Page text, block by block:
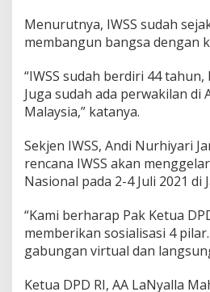
Menurutnya, IWSS sudah
membangun bangsa dengan
“IWSS sudah berdiri 44
Juga sudah ada perwakilan di
Malaysia,” katanya.
Sekjen IWSS, Andi Nurhiyari
rencana IWSS akan
Nasional pada 2-4 Juli 2021 di
“Kami berharap Pak Ketua
memberikan sosialisasi 4
gabungan virtual dan
Ketua DPD RI, AA LaNyalla